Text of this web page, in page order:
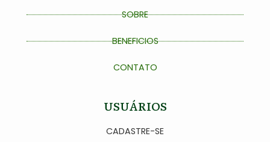
SOBRE
BENEFICIOS
CONTATO
USUÁRIOS
CADASTRE-SE